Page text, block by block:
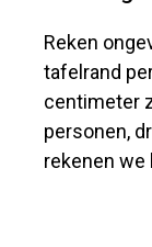
Reken
tafelrand
centimeter
personen,
rekenen we